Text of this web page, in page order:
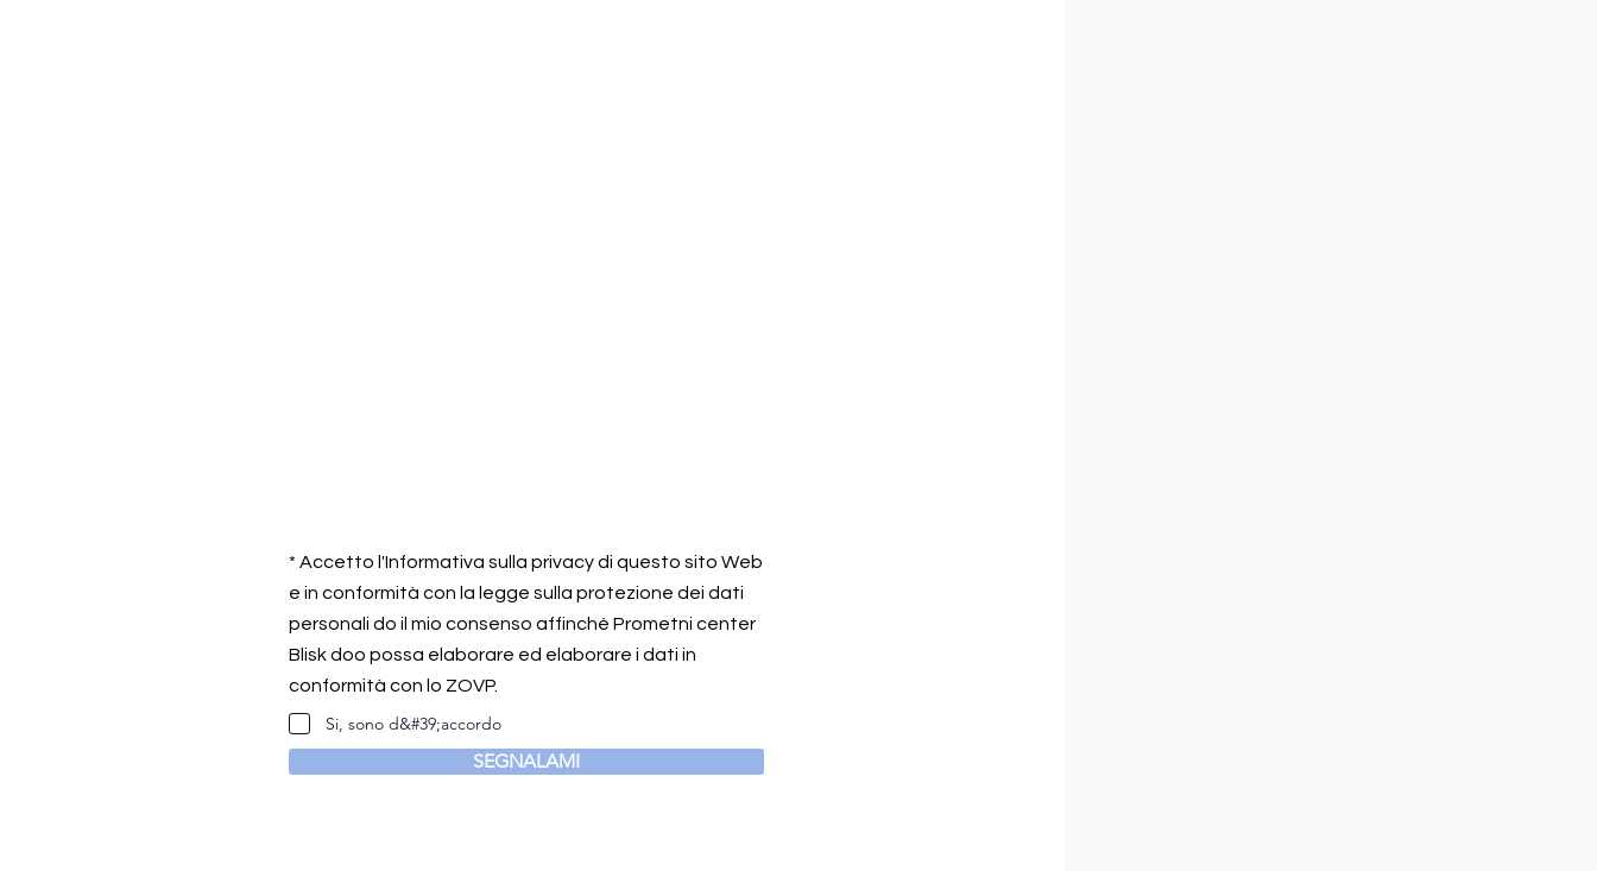
* Accetto l'Informativa sulla privacy di questo sito Web
e in conformità con la legge sulla protezione dei dati
personali do il mio consenso affinché Prometni center
Blisk doo possa elaborare ed elaborare i dati in
conformità con lo ZOVP.
Si, sono d&#39;accordo
SEGNALAMI